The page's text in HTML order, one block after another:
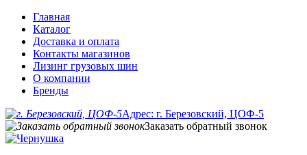
Главная
Каталог
Доставка и оплата
Контакты магазинов
Лизинг грузовых шин
О компании
Бренды
Адрес: г. Березовский, ЦОФ-5
Заказать обратный звонок